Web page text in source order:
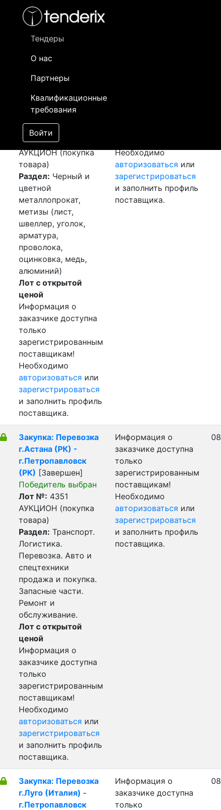
Тендеры
О нас
Партнеры
Квалификационные
требования
Войти
- активный лот
- сохраненный лот (не опубликован)
Закупка: Шина
алюминиевая АД31Т
[Завершен]
Победитель выбран
Лот №:4352
АУКЦИОН (покупка
товара)
Раздел: Черный и
цветной
металлопрокат,
метизы (лист,
швеллер, уголок,
арматура,
проволока,
оцинковка, медь,
алюминий)
Лот с открытой
ценой
Информация о
заказчике доступна
только
зарегистрированным
поставщикам!
Необходимо
авторизоваться или
зарегистрироваться
и заполнить профиль
поставщика.
Необходимо
авторизоваться или
зарегистрироваться
и заполнить профиль
поставщика.
Закупка: Перевозка
г.Астана (РК) -
г.Петропавловск
(РК) [Завершен]
Победитель выбран
Лот №: 4351
АУКЦИОН (покупка
товара)
Раздел: Транспорт.
Логистика.
Перевозка. Авто и
спецтехники
продажа и покупка.
Запасные части.
Ремонт и
обслуживание.
Лот с открытой
ценой
Информация о
заказчике доступна
только
зарегистрированным
поставщикам!
Необходимо
авторизоваться или
зарегистрироваться
и заполнить профиль
поставщика.
Информация о
заказчике доступна
только
зарегистрированным
поставщикам!
Необходимо
авторизоваться или
зарегистрироваться
и заполнить профиль
поставщика.
Закупка: Перевозка
г.Луго (Италия) -
г.Петропавловск
Информация о
заказчике доступна
только